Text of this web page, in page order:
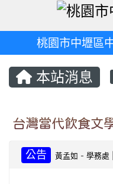
桃園市中壢區
本站消息
台灣當代飲食文
公告 黃孟如 -學務處